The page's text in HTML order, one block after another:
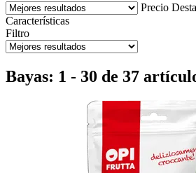
Precio
Características
Filtro
Bayas: 1 - 30 de 37